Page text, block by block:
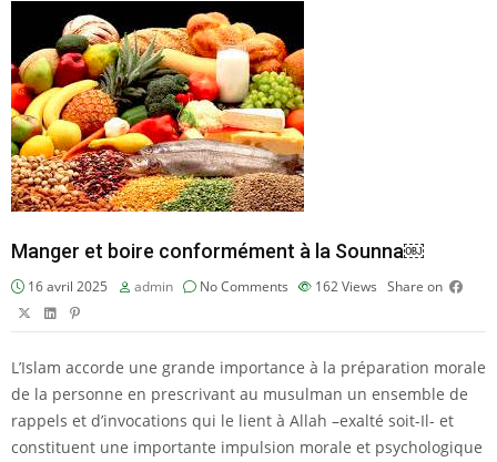
Manger et boire conformément à la Sounna￼
16 avril 2025 admin No Comments 162Views Share on
L’Islam accorde une grande importance à la préparation morale
de la personne en prescrivant au musulman un ensemble de
rappels et d’invocations qui le lient à Allah –exalté soit-Il- et
constituent une importante impulsion morale et psychologique